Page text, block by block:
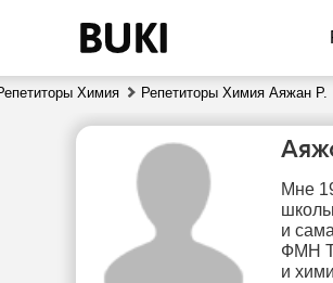
Химия Репетиторы Химия Аяжан Р.
Мне
и
ФМН
и